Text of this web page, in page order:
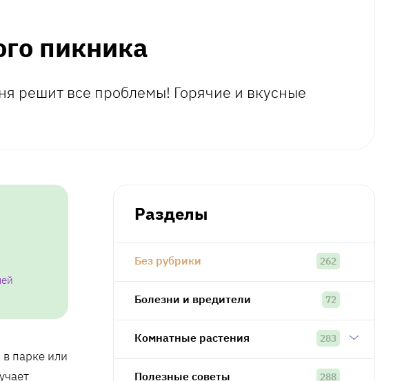
пикника
решит все проблемы! Горячие и вкусные
парке или
Разделы
Без рубрики 262
Болезни и вредители 72
Комнатные растения 283
Полезные советы 288